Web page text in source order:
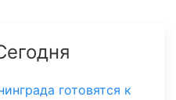
готовятся к